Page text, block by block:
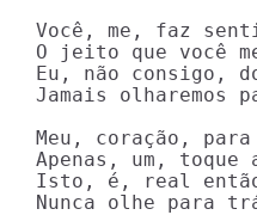
Você, me, faz
O jeito que você
Eu, não consigo,
Jamais olharemos
Meu, coração,
Apenas, um,
Isto, é, real
Nunca olhe para